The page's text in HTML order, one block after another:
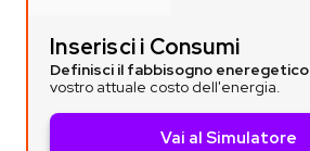
Inserisci i Consumi
Definisci il fabbisogno eneregetico
vostro attuale costo dell'energia.
Vai al Simulatore